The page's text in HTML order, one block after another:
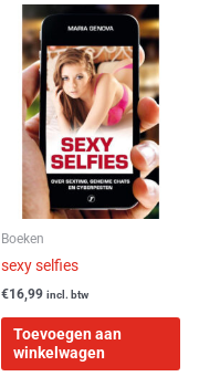
Boeken
sexy selfies
€16,99 incl. btw
Toevoegen aan
winkelwagen